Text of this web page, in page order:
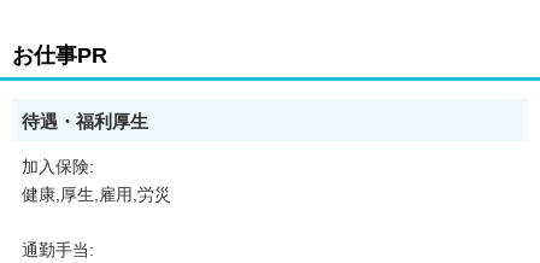
お仕事PR
待遇・福利厚生
加入保険:
健康,厚生,雇用,労災
通勤手当: